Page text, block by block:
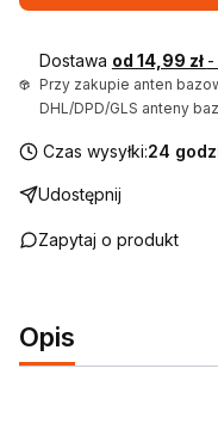
Dostawa od 14,99 zł -
Przy zakupie anten
DHL/DPD/GLS anteny
Czas wysyłki:24
Udostępnij
Zapytaj o produkt
Opis